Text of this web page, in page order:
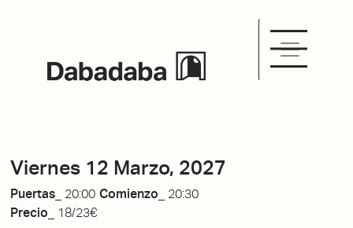
Viernes 12 Marzo, 2027
Puertas_ 20:00 Comienzo_ 20:30
Precio_
18/23€